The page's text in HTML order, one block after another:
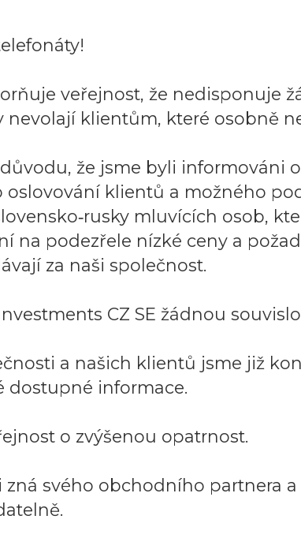
veřejnost, že nedisponuje
klientům, které osobně
že jsme byli informováni
oslovování klientů a možného
mluvících osob,
na podezřele nízké ceny a
za naši společnost.
CZ SE žádnou
a našich klientů jsme již
dostupné informace.
o zvýšenou opatrnost.
zná svého obchodního partnera